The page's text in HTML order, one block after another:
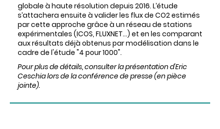
globale à haute résolution depuis 2016. L’étude
s’attachera ensuite à valider les flux de CO2 estimés
par cette approche grâce à un réseau de stations
expérimentales (ICOS, FLUXNET...) et en les comparant
aux résultats déjà obtenus par modélisation dans le
cadre de l'étude "4 pour 1000".
Pour plus de détails, consulter la présentation d'Eric
Ceschia lors de la conférence de presse (en pièce
jointe).